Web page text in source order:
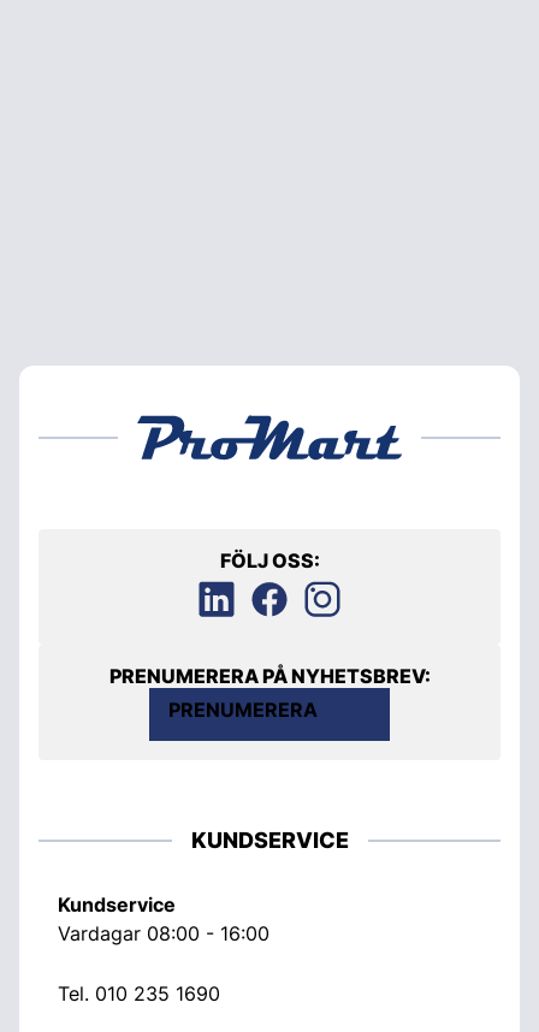
FÖLJ OSS:
PRENUMERERA PÅ NYHETSBREV:
PRENUMERERA
KUNDSERVICE
Kundservice
Vardagar 08:00 - 16:00
Tel. 010 235 1690